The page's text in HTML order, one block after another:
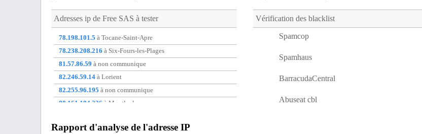
elb76- Elbeuf (11 km)
- Grand-couronne (12 km)
- La Haye-Malherbe (11 km)
- Hondouville (18 km)
Adresses ip de Free SAS à tester
78.198.101.5 à Tocane-Saint-Apre
78.238.208.216 à Six-Fours-les-Plages
81.57.86.59 à non communique
82.246.59.14 à Lorient
82.255.96.195 à non communique
88.161.184.236 à Montluel
88.176.121.73à Cambrai
Vérification des blacklist
Spamcop
Spamhaus
BarracudaCentral
Abuseat cbl
Rapport d'analyse de l'adresse IP